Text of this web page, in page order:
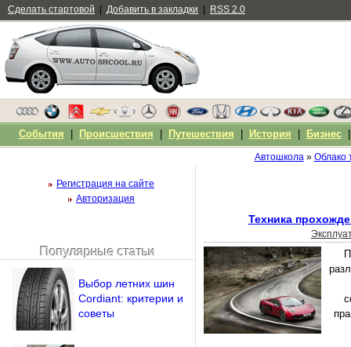
Автошкола» Облако
Техника
Регистрация на сайте
Авторизация
Напомнить пароль?
Популярные статьи
Выбор летних шин
Cordiant: критерии и
советы
Сделать стартовой Добавить в закладки RSS 2.0
События Происшествия Путешествия История Бизнес